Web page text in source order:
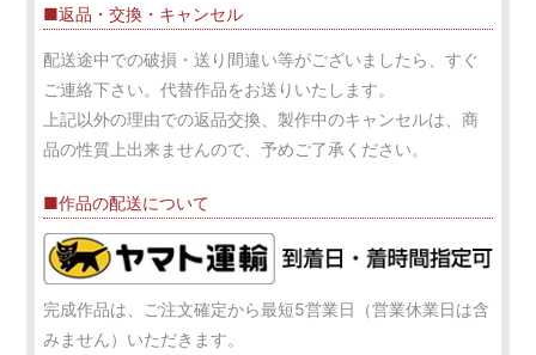
■返品・交換・キャンセル
配送途中での破損・送り間違い等がございましたら、すぐ
ご連絡下さい。代替作品をお送りいたします。
上記以外の理由での返品交換、製作中のキャンセルは、商
品の性質上出来ませんので、予めご了承ください。
■作品の配送について
完成作品は、ご注文確定から最短5営業日（営業休業日は含
みません）いただきます。